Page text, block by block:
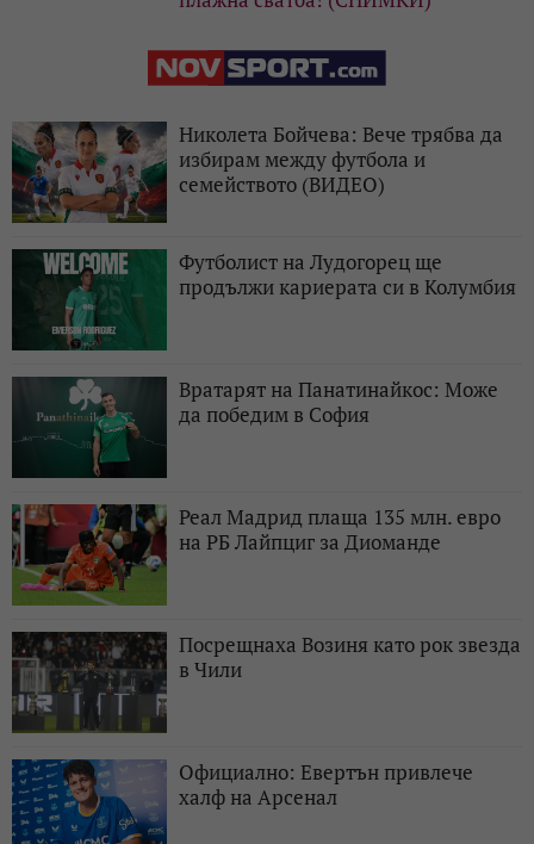
Николета Бойчева: Вече трябва да
избирам между футбола и
семейството (ВИДЕО)
Футболист на Лудогорец ще
продължи кариерата си в Колумбия
Вратарят на Панатинайкос: Може
да победим в София
Реал Мадрид плаща 135 млн. евро
на РБ Лайпциг за Диоманде
Посрещнаха Возиня като рок звезда
в Чили
Официално: Евертън привлече
халф на Арсенал